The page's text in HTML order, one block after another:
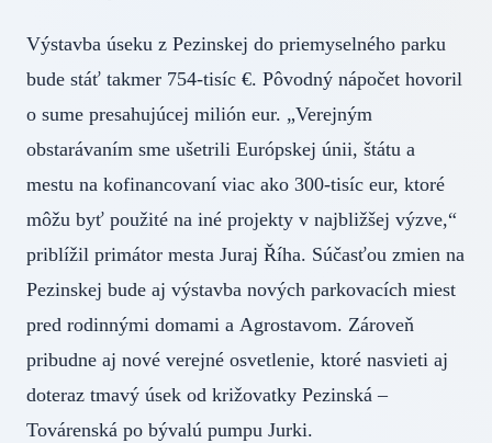
Výstavba úseku z Pezinskej do priemyselného parku
bude stáť takmer 754-tisíc €. Pôvodný nápočet hovoril
o sume presahujúcej milión eur. „Verejným
obstarávaním sme ušetrili Európskej únii, štátu a
mestu na kofinancovaní viac ako 300-tisíc eur, ktoré
môžu byť použité na iné projekty v najbližšej výzve,“
priblížil primátor mesta Juraj Říha. Súčasťou zmien na
Pezinskej bude aj výstavba nových parkovacích miest
pred rodinnými domami a Agrostavom. Zároveň
pribudne aj nové verejné osvetlenie, ktoré nasvieti aj
doteraz tmavý úsek od križovatky Pezinská –
Továrenská po bývalú pumpu Jurki.